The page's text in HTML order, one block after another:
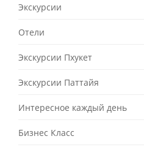
Экскурсии
Отели
Экскурсии Пхукет
Экскурсии Паттайя
Интересное каждый день
Бизнес Класс